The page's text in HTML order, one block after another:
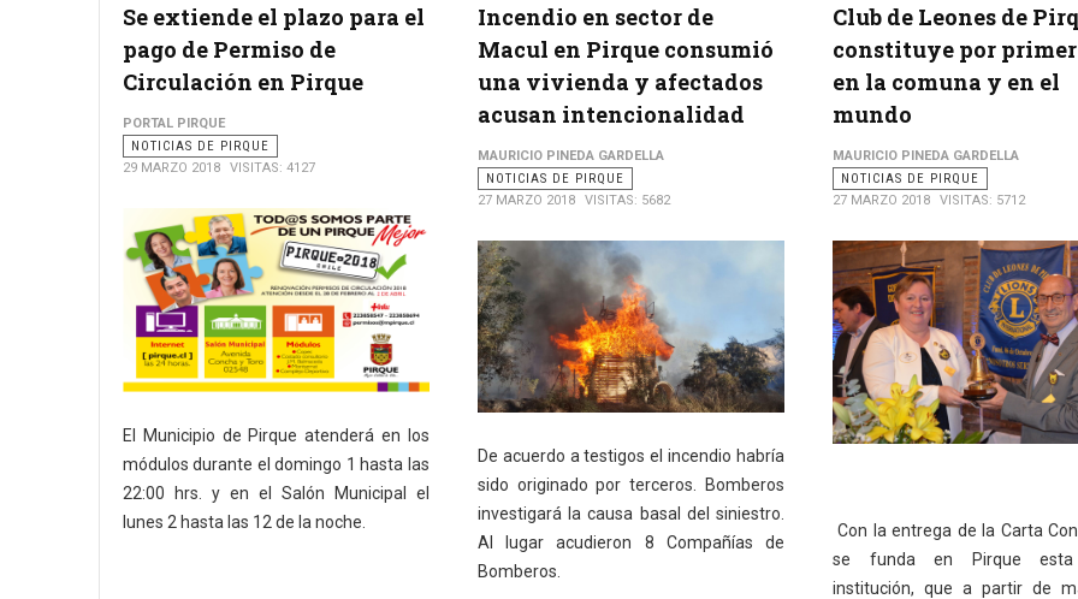
Se extiende el plazo para el
pago de Permiso de
Circulación en Pirque
PORTAL PIRQUE
NOTICIAS DE PIRQUE
29 MARZO 2018
VISITAS: 4127
El Municipio de Pirque atenderá en los
módulos durante el domingo 1 hasta las
22:00 hrs. y en el Salón Municipal el
lunes 2 hasta las 12 de la noche.
Incendio en sector de
Macul en Pirque consumió
una vivienda y afectados
acusan intencionalidad
MAURICIO PINEDA GARDELLA
NOTICIAS DE PIRQUE
27 MARZO 2018
VISITAS: 5682
De acuerdo a testigos el incendio habría
sido originado por terceros. Bomberos
investigará la causa basal del siniestro.
Al lugar acudieron 8 Compañías de
Bomberos.
Club de Leones de
constituye por
en la comuna y en el
mundo
MAURICIO PINEDA GARDELLA
NOTICIAS DE PIRQUE
27 MARZO 2018
VISITAS: 5712
Con la entrega de la Carta
se funda en Pirque esta
institución, que a partir de